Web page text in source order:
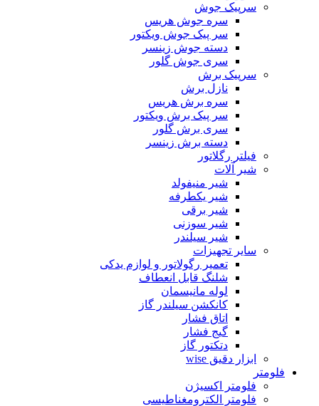
سرپیک جوش
سره جوش هریس
سر پیک جوش ویکتور
دسته جوش زینسر
سری جوش گلور
سرپیک برش
نازل برش
سره برش هریس
سر پیک برش ویکتور
سری برش گلور
دسته برش زینسر
فیلتر رگلاتور
شیر آلات
شیر منیفولد
شیر یکطرفه
شیر برقی
شیر سوزنی
شیر سیلندر
سایر تجهیزات
تعمیر رگولاتور و لوازم یدکی
شلنگ قابل انعطاف
لوله مانیسمان
کانکشن سیلندر گاز
اتاق فشار
گیج فشار
دتکتور گاز
ابزار دقیق wise
فلومتر
فلومتر اکسیژن
فلومتر الکترومغناطیسی